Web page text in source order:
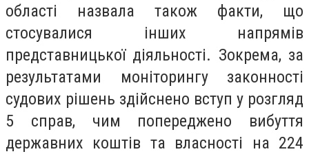
області назвала також факти, що
стосувалися інших напрямів
представницької діяльності. Зокрема, за
результатами моніторингу законності
судових рішень здійснено вступ у розгляд
5 справ, чим попереджено вибуття
державних коштів та власності на 224